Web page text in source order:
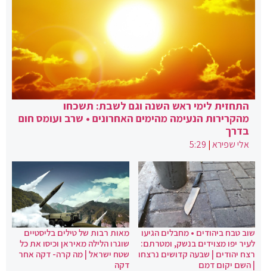
התחזית לימי ראש השנה וגם לשבת: תשכחו
מהקרירות הנעימה מהימים האחרונים • שרב ועומס חום
בדרך
אלי שפירא|
5:29
שוב טבח ביהודים • מחבלים הגיעו
לעיר יפו מצוידים בנשק, ומטרתם:
רצח יהודים | שבעה קדושים נרצחו
| השם יקום דמם
מאות רבות של טילים בליסטיים
שוגרו הלילה מאיראן וכיסו את כל
שטח ישראל | מה קרה- דקה אחר
דקה